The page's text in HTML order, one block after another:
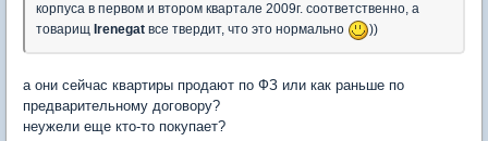
корпуса в первом и втором квартале 2009г. соответственно, а
товарищ Irenegat все твердит, что это нормально ))
а они сейчас квартиры продают по ФЗ или как раньше по
предварительному договору?
неужели еще кто-то покупает?